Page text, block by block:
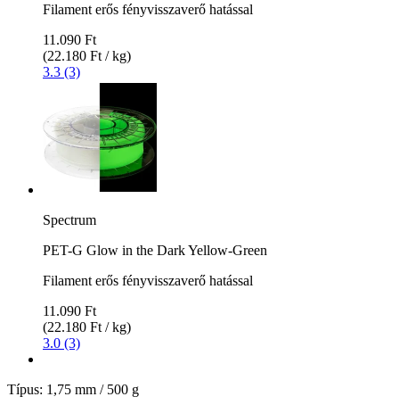
Filament erős fényvisszaverő hatással
11.090 Ft
(22.180 Ft / kg)
3.3 (3)
Spectrum
PET-G Glow in the Dark Yellow-Green
Filament erős fényvisszaverő hatással
11.090 Ft
(22.180 Ft / kg)
3.0 (3)
Típus: 1,75 mm / 500 g